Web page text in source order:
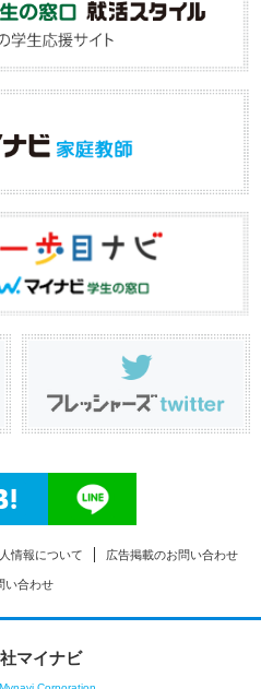
情報について 広告掲載のお問い合わせ
い合わせ
マイナビ